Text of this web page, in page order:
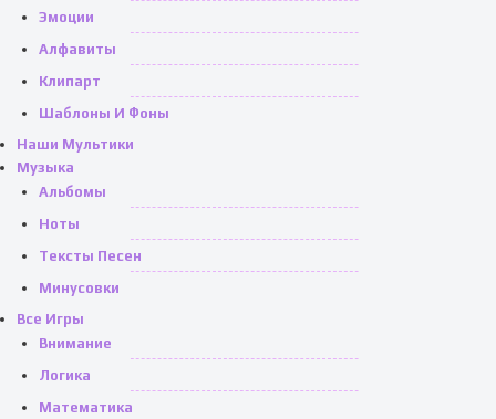
Эмоции
Алфавиты
Клипарт
Шаблоны И Фоны
Наши Мультики
Музыка
Альбомы
Ноты
Тексты Песен
Минусовки
Все Игры
Внимание
Логика
Математика